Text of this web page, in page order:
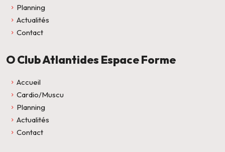
Planning
Actualités
Contact
O Club Atlantides Espace Forme
Accueil
Cardio/Muscu
Planning
Actualités
Contact